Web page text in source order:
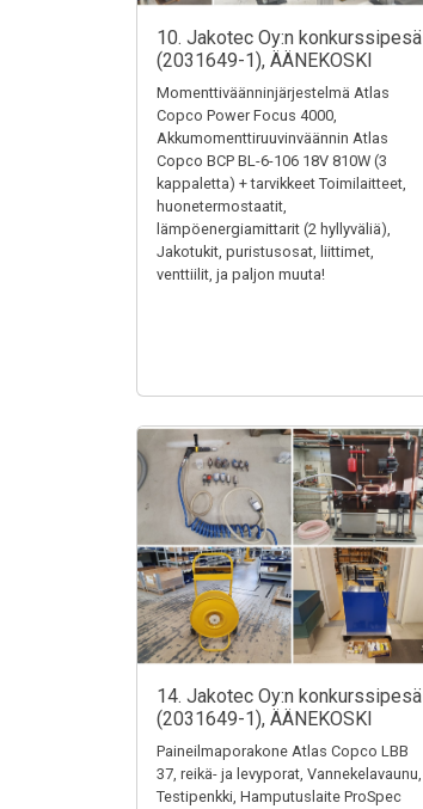
10. Jakotec Oy:n konkurssipesä
(2031649-1), ÄÄNEKOSKI
Momenttiväänninjärjestelmä Atlas
Copco Power Focus 4000,
Akkumomenttiruuvinväännin Atlas
Copco BCP BL-6-106 18V 810W (3
kappaletta) + tarvikkeet Toimilaitteet,
huonetermostaatit,
lämpöenergiamittarit (2 hyllyväliä),
Jakotukit, puristusosat, liittimet,
venttiilit, ja paljon muuta!
14. Jakotec Oy:n konkurssipesä
(2031649-1), ÄÄNEKOSKI
Paineilmaporakone Atlas Copco LBB
37, reikä- ja levyporat, Vannekelavaunu,
Testipenkki, Hamputuslaite ProSpec